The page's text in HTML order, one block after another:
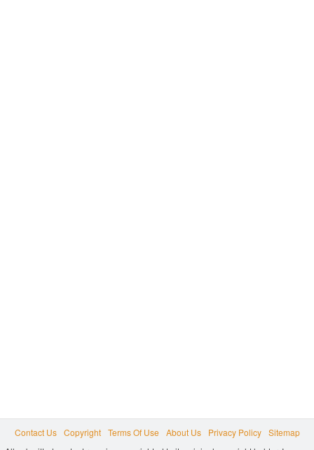
Contact Us Copyright Terms Of Use About Us Privacy Policy
Sitemap